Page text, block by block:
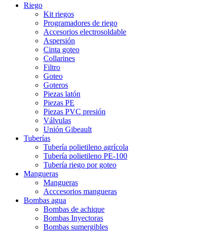
Riego
Kit riegos
Programadores de riego
Accesorios electrosoldable
Aspersión
Cinta goteo
Collarines
Filtro
Goteo
Goteros
Piezas latón
Piezas PE
Piezas PVC presión
Válvulas
Unión Gibeault
Tuberías
Tubería polietileno agrícola
Tubería polietileno PE-100
Tubería riego por goteo
Mangueras
Mangueras
Acccesorios mangueras
Bombas agua
Bombas de achique
Bombas Inyectoras
Bombas sumergibles